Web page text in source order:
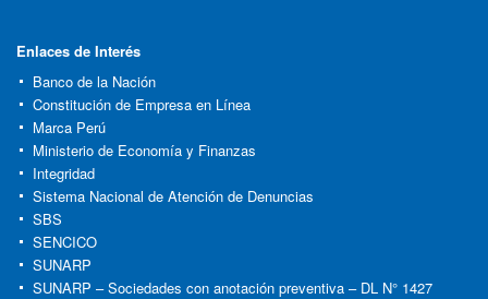
Enlaces de Interés
Banco de la Nación
Constitución de Empresa en Línea
Marca Perú
Ministerio de Economía y Finanzas
Integridad
Sistema Nacional de Atención de Denuncias
SBS
SENCICO
SUNARP
SUNARP – Sociedades con anotación preventiva – DL N° 1427